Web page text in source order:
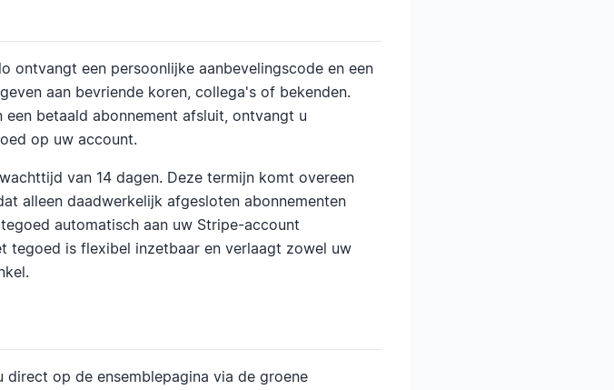
ontvangt een persoonlijke aanbevelingscode en een
aan bevriende koren, collega's of bekenden.
betaald abonnement afsluit, ontvangt u
op uw account.
van 14 dagen. Deze termijn komt overeen
alleen daadwerkelijk afgesloten abonnementen
automatisch aan uw Stripe-account
tegoed is flexibel inzetbaar en verlaagt zowel uw
op de ensemblepagina via de groene